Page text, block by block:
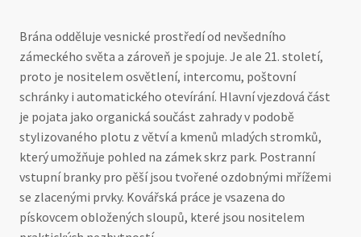
Brána odděluje vesnické prostředí od nevšedního
zámeckého světa a zároveň je spojuje. Je ale 21. století,
proto je nositelem osvětlení, intercomu, poštovní
schránky i automatického otevírání. Hlavní vjezdová část
je pojata jako organická součást zahrady v podobě
stylizovaného plotu z větví a kmenů mladých stromků,
který umožňuje pohled na zámek skrz park. Postranní
vstupní branky pro pěší jsou tvořené ozdobnými mřížemi
se zlacenými prvky. Kovářská práce je vsazena do
pískovcem obložených sloupů, které jsou nositelem